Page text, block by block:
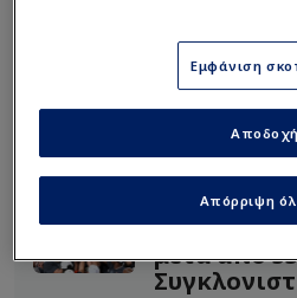
«Είναι πολύ απλό. Γιατί οι
Χάνουν χρήματα επειδή
περισσότερα απ’ όσα
Διαβάστε επίσης...
μετά από
Εμφάνιση
Απόρριψη
Αποδοχή